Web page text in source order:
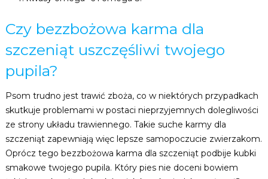
Czy bezzbożowa karma dla
szczeniąt uszczęśliwi twojego
pupila?
Psom trudno jest trawić zboża, co w niektórych przypadkach
skutkuje problemami w postaci nieprzyjemnych dolegliwości
ze strony układu trawiennego. Takie suche karmy dla
szczeniąt zapewniają więc lepsze samopoczucie zwierzakom.
Oprócz tego bezzbożowa karma dla szczeniąt podbije kubki
smakowe twojego pupila. Który pies nie doceni bowiem